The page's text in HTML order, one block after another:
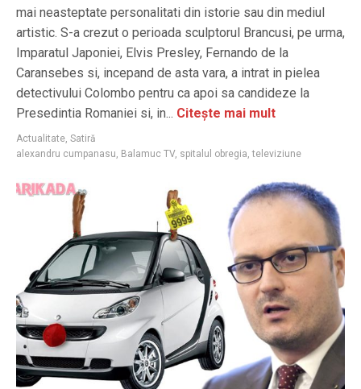
mai neasteptate personalitati din istorie sau din mediul
artistic. S-a crezut o perioada sculptorul Brancusi, pe urma,
Imparatul Japoniei, Elvis Presley, Fernando de la
Caransebes si, incepand de asta vara, a intrat in pielea
detectivului Colombo pentru ca apoi sa candideze la
Presedintia Romaniei si, in... Citește mai mult
Actualitate, Satiră
alexandru cumpanasu, Balamuc TV, spitalul obregia,televiziune